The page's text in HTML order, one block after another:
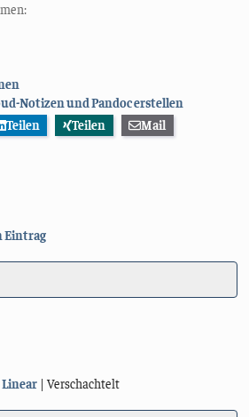
Notizen und Pandoc erstellen
Teilen Teilen
Mail
Eintrag
Linear | Verschachtelt